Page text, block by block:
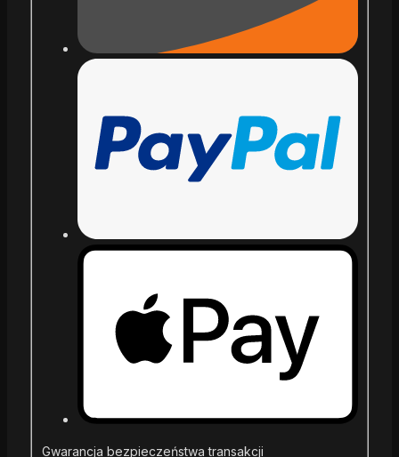
Gwarancja bezpieczeństwa transakcji